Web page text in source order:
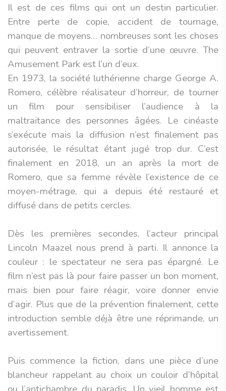
Il est de ces films qui ont un destin particulier.
Entre perte de copie, accident de tournage,
manque de moyens… nombreuses sont les choses
qui peuvent entraver la sortie d’une œuvre. The
Amusement Park est l’un d’eux.
En 1973, la société luthérienne charge George A.
Romero, célèbre réalisateur d’horreur, de tourner
un film pour sensibiliser l’audience à la
maltraitance des personnes âgées. Le cinéaste
s’exécute mais la diffusion n’est finalement pas
autorisée, le résultat étant jugé trop dur. C’est
finalement en 2018, un an après la mort de
Romero, que sa femme révèle l’existence de ce
moyen-métrage, qui a depuis été restauré et
diffusé dans de petits cercles.
Dès les premières secondes, l’acteur principal
Lincoln Maazel nous prend à parti. Il annonce la
couleur : le spectateur ne sera pas épargné. Le
film n’est pas là pour faire passer un bon moment,
mais bien pour faire réagir, voire donner envie
d’agir. Plus que de la prévention finalement, cette
introduction semble déjà être une réprimande, un
avertissement.
Puis commence la fiction, dans une pièce d’une
blancheur rappelant au choix un couloir d’hôpital